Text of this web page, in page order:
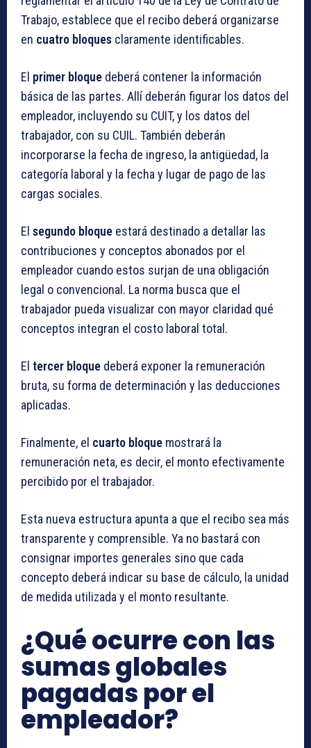
Trabajo, establece que el recibo deberá organizarse
en cuatro bloques claramente identificables.
El primer bloque deberá contener la información
básica de las partes. Allí deberán figurar los datos del
empleador, incluyendo su CUIT, y los datos del
trabajador, con su CUIL. También deberán
incorporarse la fecha de ingreso, la antigüedad, la
categoría laboral y la fecha y lugar de pago de las
cargas sociales.
El segundo bloque estará destinado a detallar las
contribuciones y conceptos abonados por el
empleador cuando estos surjan de una obligación
legal o convencional. La norma busca que el
trabajador pueda visualizar con mayor claridad qué
conceptos integran el costo laboral total.
El tercer bloque deberá exponer la remuneración
bruta, su forma de determinación y las deducciones
aplicadas.
Finalmente, el cuarto bloque mostrará la
remuneración neta, es decir, el monto efectivamente
percibido por el trabajador.
Esta nueva estructura apunta a que el recibo sea más
transparente y comprensible. Ya no bastará con
consignar importes generales sino que cada
concepto deberá indicar su base de cálculo, la unidad
de medida utilizada y el monto resultante.
¿Qué ocurre con las
sumas globales
pagadas por el
empleador?